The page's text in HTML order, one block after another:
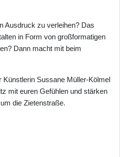
Ausdruck zu verleihen? Das
in Form von großformatigen
Dann macht mit beim
Sussane Müller-Kölmel
mit euren Gefühlen und stärken
die Zietenstraße.